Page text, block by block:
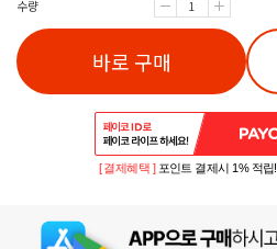
수량
바로 구매
[ 결제혜택 ] 포인트 결제시 1% 적립!